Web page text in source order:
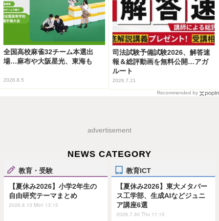
全国高校麻雀32チーム本選出
場…麻布や大阪星光、東海も
2026.8.5
司法試験予備試験2026、解答速
報＆総評動画を無料公開…アガ
ルート
2026.7.21
Recommended by
advertisement
NEWS CATEGORY
教育・受験
【夏休み2026】小学2年生の
自由研究テーマまとめ
2026.8.10 Mon 13:15
教育ICT
【夏休み2026】東大メタバー
ス工学部、生成AIなどジュニ
ア講座6選
2026.7.30 Thu 11:15